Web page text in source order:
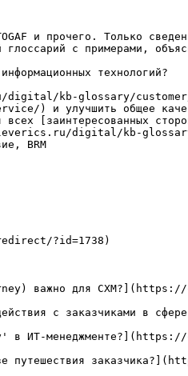
и прочего. Только
с примерами,
технологий?
kb-glossary/customer/)
улучшить общее
[заинтересованных
digital/kb-
BRM
?id=1738)
важно для
с
в ИТ-
путешествия